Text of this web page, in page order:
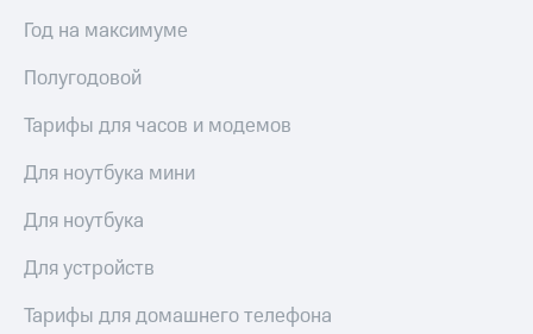
Год на максимуме
Полугодовой
Тарифы для часов и модемов
Для ноутбука мини
Для ноутбука
Для устройств
Тарифы для домашнего телефона